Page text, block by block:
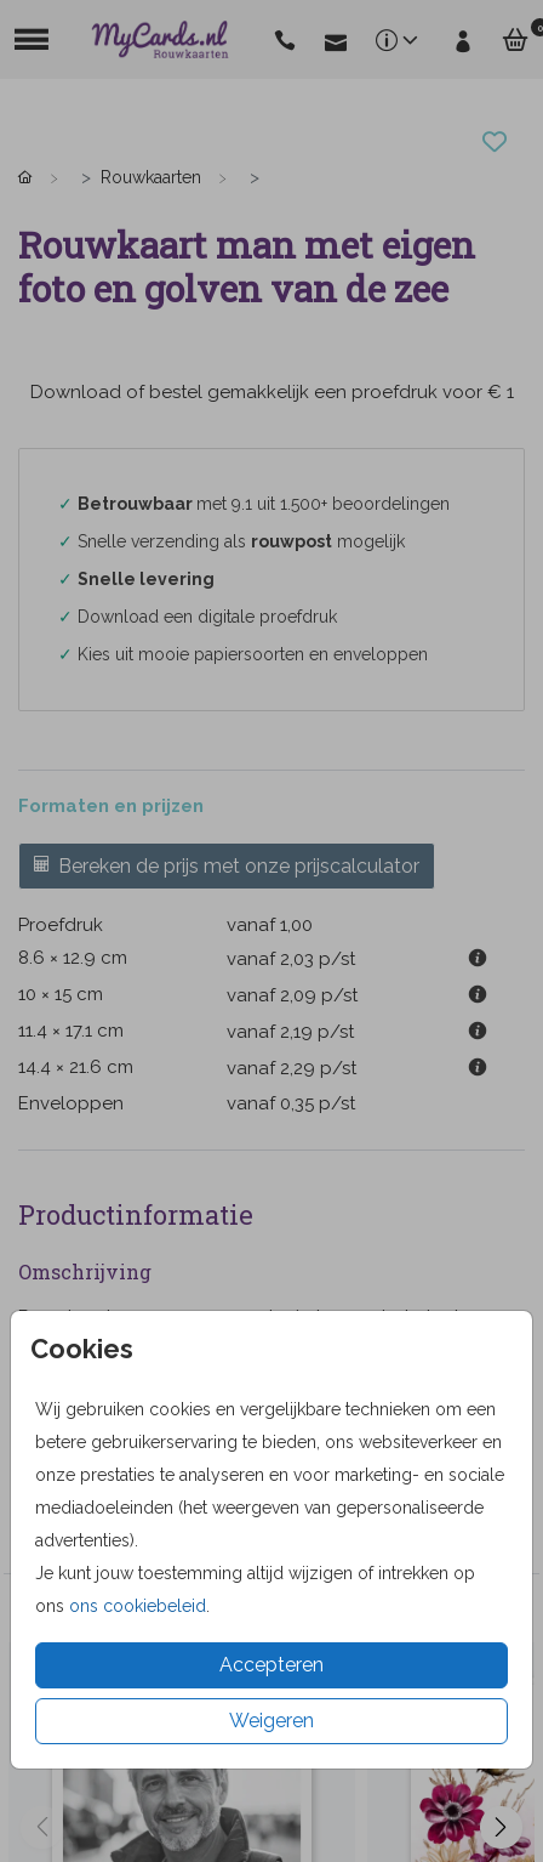
0
Cookies
Wij gebruiken cookies en vergelijkbare technieken om een
betere gebruikerservaring te bieden, ons websiteverkeer en
onze prestaties te analyseren en voor marketing- en sociale
mediadoeleinden (het weergeven van gepersonaliseerde
advertenties).
Je kunt jouw toestemming altijd wijzigen of intrekken op
ons ons cookiebeleid
Accepteren
Weigeren
Rouwkaarten
Rouwkaart man met eigen
foto en golven van de zee
Download of bestel gemakkelijk een proefdruk voor € 1
✓ Betrouwbaar met 9.1 uit 1.500+ beoordelingen
✓ Snelle verzending als rouwpost mogelijk
✓ Snelle levering
✓ Download een digitale proefdruk
✓ Kies uit mooie papiersoorten en enveloppen
Formaten en prijzen
Bereken de prijs met onze prijscalculator
Proefdruk
vanaf 1,00
8.6 × 12.9 cm
vanaf 2,03 p/st
10 × 15 cm
vanaf 2,09 p/st
11.4 × 17.1 cm
vanaf 2,19 p/st
14.4 × 21.6 cm
vanaf 2,29 p/st
Enveloppen
vanaf 0,35 p/st
Productinformatie
Omschrijving
Rouwkaart voor een man met ruimte voor het plaatsen
van een eigen foto. Met een achtergrond foto van een
Designer
Alma Langerak
Veel gekozen producten